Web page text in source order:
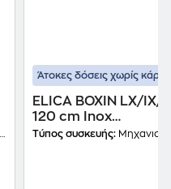
Άτοκες δόσεις χωρίς κάρτα
ELICA BOXIN LX/IX/
120 cm Inox
Απορροφητήρας
Τύπος συσκευής: Μηχανισμός